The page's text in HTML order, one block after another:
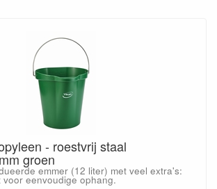
- roestvrij staal
groen
emmer (12 liter) met veel extra's:
eenvoudige ophang.